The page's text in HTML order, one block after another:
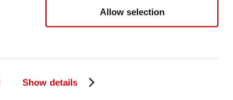
Show details
Allow selection
Accessibilità